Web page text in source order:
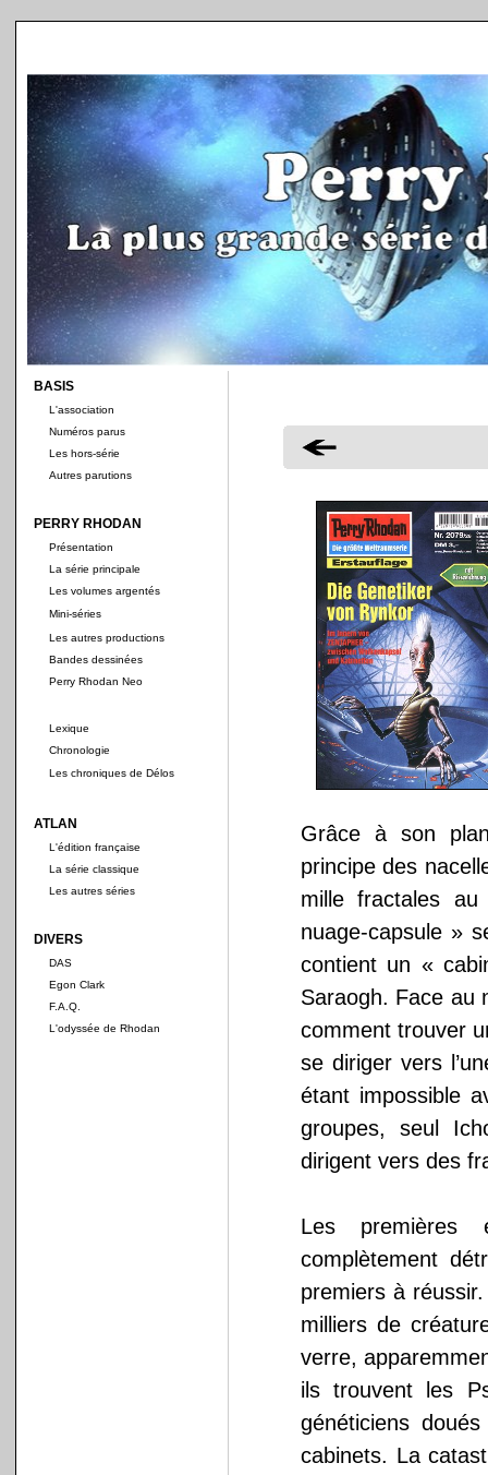
BASIS
L'association
Numéros parus
Les hors-série
Autres parutions
PERRY RHODAN
Présentation
La série principale
Les volumes argentés
Mini-séries
Les autres productions
Bandes dessinées
Perry Rhodan Neo
Lexique
Chronologie
Les chroniques de Délos
ATLAN
L'édition française
La série classique
Les autres séries
DIVERS
DAS
Egon Clark
F.A.Q.
L'odyssée de Rhodan
Grâce à son
principe des
mille fractales
nuage-capsule »
contient un «
Saraogh. Face au
comment trouver
se diriger vers
étant impossible
groupes, seul
dirigent vers des
Les premières
complètement
premiers à
milliers de
verre,
ils trouvent les
généticiens
cabinets. La